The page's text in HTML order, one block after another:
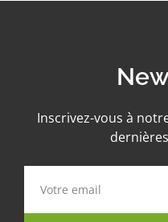
Inscrivez-vous à